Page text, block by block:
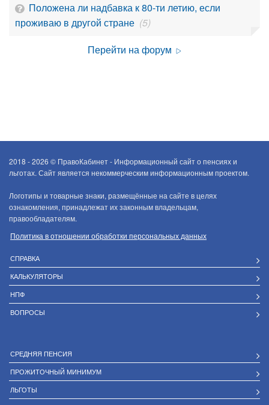
Положена ли надбавка к 80-ти летию, если
проживаю в другой стране (5)
Перейти на форум
2018 - 2026 © ПравоКабинет - Информационный сайт о пенсиях и
льготах. Сайт является некоммерческим информационным проектом.
Логотипы и товарные знаки, размещённые на сайте в целях
ознакомления, принадлежат их законным владельцам,
правообладателям.
Политика в отношении обработки персональных данных
СПРАВКА
КАЛЬКУЛЯТОРЫ
НПФ
ВОПРОСЫ
СРЕДНЯЯ ПЕНСИЯ
ПРОЖИТОЧНЫЙ МИНИМУМ
ЛЬГОТЫ